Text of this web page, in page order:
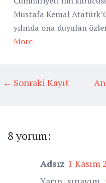
Mustafa Kemal
yılında ona duyulan
More
← Sonraki Kayıt
8 yorum:
Adsız 1 Kasım